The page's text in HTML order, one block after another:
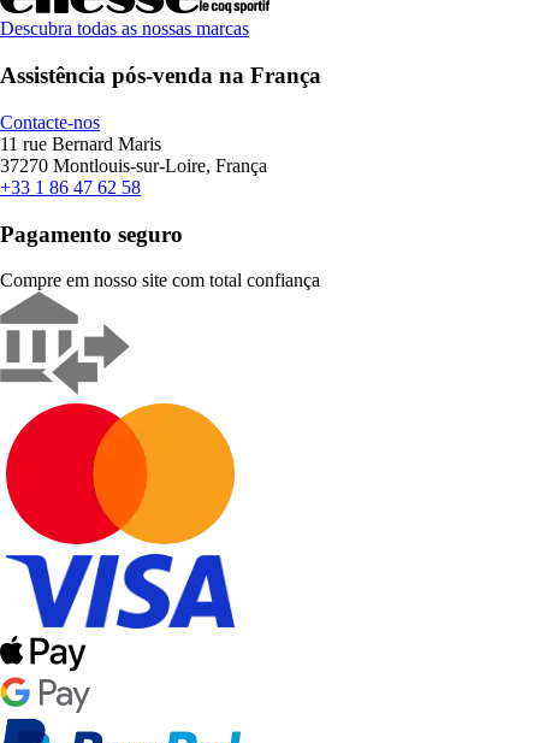
Descubra todas as nossas marcas
Assistência pós-venda na França
Contacte-nos
11 rue Bernard Maris
37270 Montlouis-sur-Loire, França
+33 1 86 47 62 58
Pagamento seguro
Compre em nosso site com total confiança